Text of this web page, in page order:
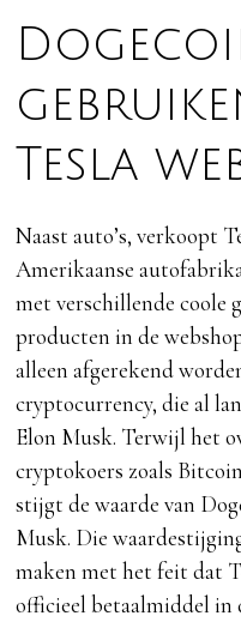
Tesla
Naast auto’s, verkoopt
Amerikaanse
met verschillende coole
producten in de
alleen afgerekend
cryptocurrency, die al
Elon Musk. Terwijl het
cryptokoers zoals
stijgt de waarde van
Musk. Die
maken met het feit dat
officieel betaalmiddel in